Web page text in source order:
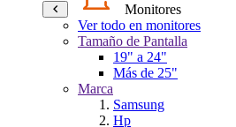
Monitores
Ver todo en monitores
Tamaño de Pantalla
19" a 24"
Más de 25"
Marca
Samsung
Hp